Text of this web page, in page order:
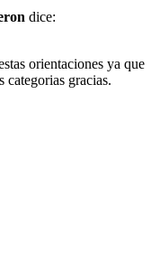
dice:
orientaciones ya que
categorias gracias.